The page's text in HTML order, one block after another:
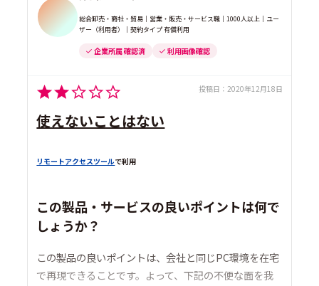
総合卸売・商社・貿易｜営業・販売・サービス職｜1000人以上｜ユー
ザー（利用者）｜契約タイプ 有償利用
企業所属 確認済 利用画像確認
投稿日： 2020年12月18日
使えないことはない
リモートアクセスツールで利用
この製品・サービスの良いポイントは何で
しょうか？
この製品の良いポイントは、会社と同じPC環境を在宅
で再現できることです。よって、下記の不便な面を我